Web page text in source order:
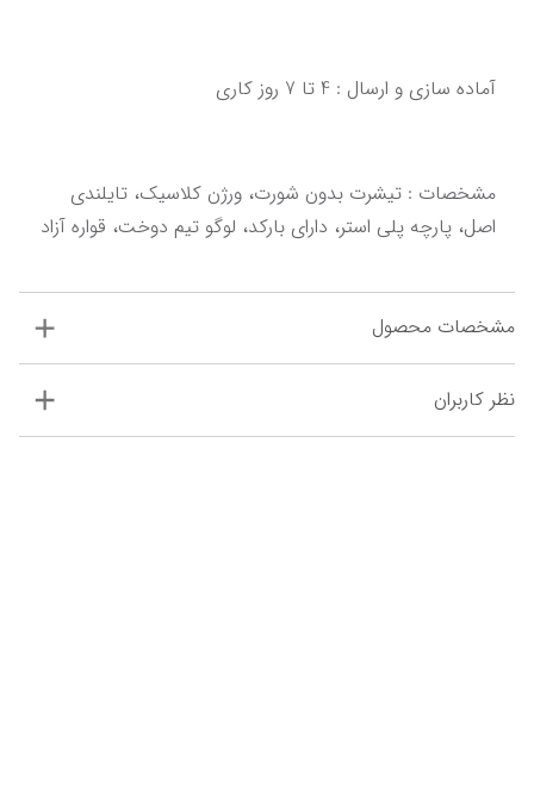
آماده سازی و ارسال : 4 تا 7 روز کاری‌‌‌‌‌‌
اصل،‌ ‌پارچه پلی استر، دارای بارکد، لوگو تیم دوخت‌‌‌،‌ قواره آزاد‌‌
مشخصات محصول
نظر کاربران